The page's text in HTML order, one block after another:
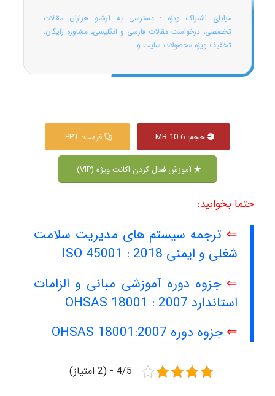
مزایای اشتراک ویژه : دسترسی به آرشیو هزاران مقالات
تخصصی، درخواست مقالات فارسی و انگلیسی، مشاوره رایگان،
تخفیف ویژه محصولات سایت و ...
حجم: 10.6 MB فرمت: PPT
آموزش فعال کردن اکانت ویژه (VIP)
حتما بخوانید:
⇐ ترجمه سیستم های مدیریت سلامت
شغلی و ایمنی ISO 45001 : 2018
⇐جزوه دوره آموزشی مبانی و الزامات
استاندارد OHSAS 18001 : 2007
⇐جزوه دوره OHSAS 18001:2007
4/5 - (2 امتیاز)